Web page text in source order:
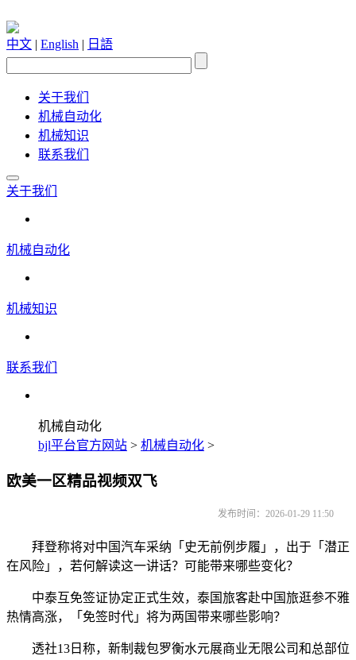
中文 | English | 日語
关于我们
机械自动化
机械知识
联系我们
关于我们
机械自动化
机械知识
联系我们
机械自动化
bjl平台官方网站 > 机械自动化 >
欧美一区精品视频双飞
发布时间：2026-01-29 11:50
拜登称将对中国汽车采纳「史无前例步履」，出于「潜正
在风险」，若何解读这一讲话？可能带来哪些变化？
中泰互免签证协定正式生效，泰国旅客赴中国旅逛参不雅
热情高涨，「免签时代」将为两国带来哪些影响？
透社13日称，新制裁包罗衡水元展商业无限公司和总部位